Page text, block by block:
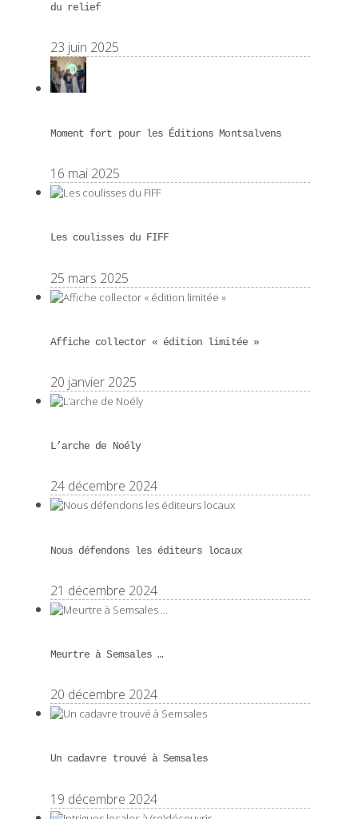
du relief
23 juin 2025
Moment fort pour les Éditions Montsalvens
16 mai 2025
Les coulisses du FIFF
25 mars 2025
Affiche collector « édition limitée »
20 janvier 2025
L’arche de Noély
24 décembre 2024
Nous défendons les éditeurs locaux
21 décembre 2024
Meurtre à Semsales …
20 décembre 2024
Un cadavre trouvé à Semsales
19 décembre 2024